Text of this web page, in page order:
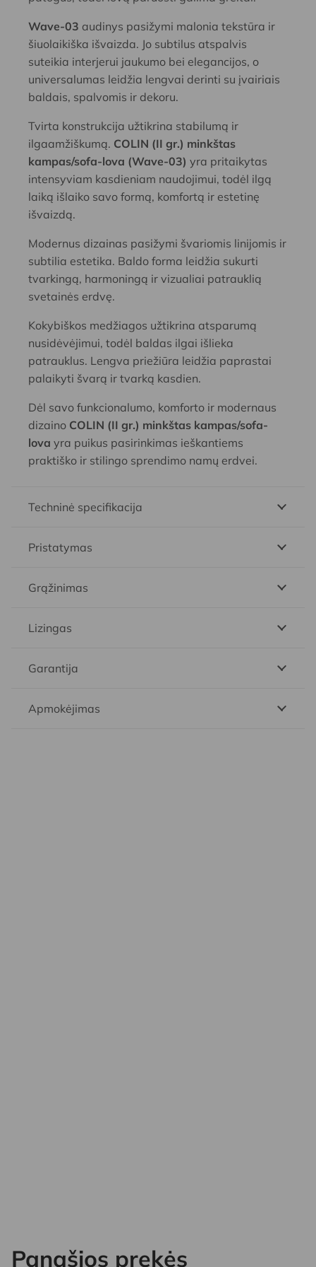
Wave-03 audinys pasižymi malonia tekstūra ir
šiuolaikiška išvaizda. Jo subtilus atspalvis
suteikia interjerui jaukumo bei elegancijos, o
universalumas leidžia lengvai derinti su įvairiais
baldais, spalvomis ir dekoru.
Tvirta konstrukcija užtikrina stabilumą ir
ilgaamžiškumą. COLIN (II gr.) minkštas
kampas/sofa-lova (Wave-03) yra pritaikytas
intensyviam kasdieniam naudojimui, todėl ilgą
laiką išlaiko savo formą, komfortą ir estetinę
išvaizdą.
Modernus dizainas pasižymi švariomis linijomis ir
subtilia estetika. Baldo forma leidžia sukurti
tvarkingą, harmoningą ir vizualiai patrauklią
svetainės erdvę.
Kokybiškos medžiagos užtikrina atsparumą
nusidėvėjimui, todėl baldas ilgai išlieka
patrauklus. Lengva priežiūra leidžia paprastai
palaikyti švarą ir tvarką kasdien.
Dėl savo funkcionalumo, komforto ir modernaus
dizaino COLIN (II gr.) minkštas kampas/sofa-
lova yra puikus pasirinkimas ieškantiems
praktiško ir stilingo sprendimo namų erdvei.
Techninė specifikacija
Pristatymas
Grąžinimas
Lizingas
Garantija
Apmokėjimas
Panašios prekės